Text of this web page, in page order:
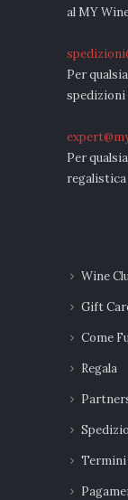
al MY
Per
spedizioni
Per
Wine
Gift
Come
Regala
Termini